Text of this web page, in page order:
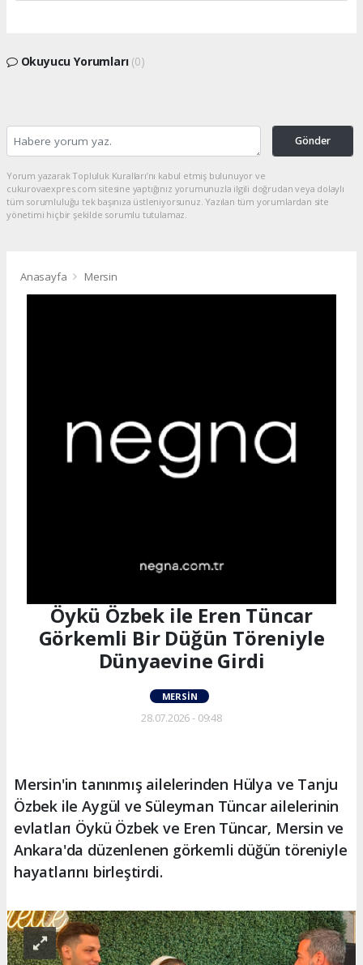
Okuyucu Yorumları (0)
Gönder
Yorum yazarak Topluluk Kuralları’nı kabul etmiş bulunuyor ve
cukurovaexpres.com sitesine yaptığınız yorumunuzla ilgili doğrudan veya dolaylı
tüm sorumluluğu tek başınıza üstleniyorsunuz. Yazılan tüm yorumlardan site
yönetimi hiçbir şekilde sorumlu tutulamaz.
Anasayfa Mersin
Öykü Özbek ile Eren Tüncar
Görkemli Bir Düğün Töreniyle
Dünyaevine Girdi
MERSIN
28.07.2026 - 09:48
Mersin'in tanınmış ailelerinden Hülya ve Tanju
Özbek ile Aygül ve Süleyman Tüncar ailelerinin
evlatları Öykü Özbek ve Eren Tüncar, Mersin ve
Ankara'da düzenlenen görkemli düğün töreniyle
hayatlarını birleştirdi.